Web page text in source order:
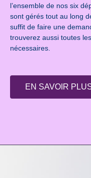
l’ensemble de nos six
sont gérés tout au long
suffit de faire une
trouverez aussi toutes
nécessaires.
EN SAVOIR